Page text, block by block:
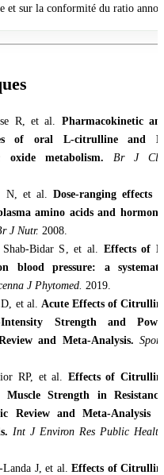
et sur la conformité du ratio
R, et al. Pharmacokinetic
of oral L-citrulline and
metabolism.
Br J
N, et al. Dose-ranging effects
amino acids and
J Nutr. 2008.
Bidar S, et al. Effects of
blood pressure: a
J Phytomed. 2019.
et al. Acute Effects of
Strength and
and Meta-Analysis.
RP, et al. Effects of
Strength in
Review and Meta-Analysis
Int J Environ Res Public
J, et al. Effects of